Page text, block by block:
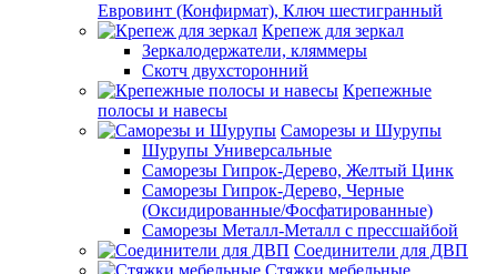
Евровинт (Конфирмат), Ключ шестигранный
Крепеж для зеркал
Зеркалодержатели, кляммеры
Скотч двухсторонний
Крепежные
полосы и навесы
Саморезы и Шурупы
Шурупы Универсальные
Саморезы Гипрок-Дерево, Желтый Цинк
Саморезы Гипрок-Дерево, Черные
(Оксидированные/Фосфатированные)
Саморезы Металл-Металл с прессшайбой
Соединители для ДВП
Стяжки мебельные